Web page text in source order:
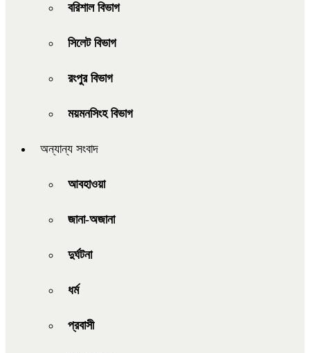
বরিশাল বিভাগ
সিলেট বিভাগ
রংপুর বিভাগ
ময়মনসিংহ বিভাগ
অন্যান্য সংবাদ
আবহাওয়া
জানা-অজানা
দুর্ঘটনা
ধর্ম
প্রবাসী